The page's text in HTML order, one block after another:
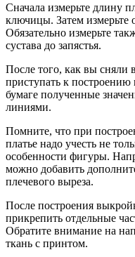
Сначала измерьте длину
ключицы. Затем измерьте
Обязательно измерьте
сустава до запястья.
После того, как вы сняли
приступать к
бумаге полученные
линиями.
Помните, что при
платье надо учесть не
особенности фигуры.
можно добавить
плечевого выреза.
После построения
прикрепить отдельные
Обратите внимание на
ткань с принтом.